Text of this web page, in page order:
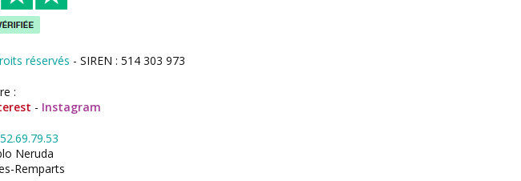
réservés - SIREN : 514 303 973
:
- Instagram
Neruda
Remparts